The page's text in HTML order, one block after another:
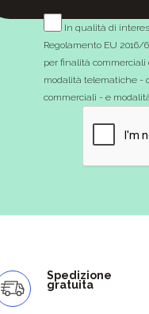
In qualità di
Regolamento EU
per finalità
modalità telematiche -
commerciali - e
Spedizione
gratuita